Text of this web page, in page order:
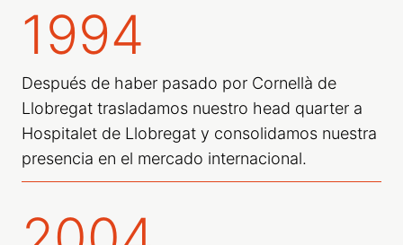
1994
Después de haber pasado por Cornellà de
Llobregat trasladamos nuestro head quarter a
Hospitalet de Llobregat y consolidamos nuestra
presencia en el mercado internacional.